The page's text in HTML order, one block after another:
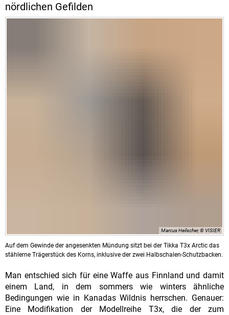
nördlichen Gefilden
Marcus Heilscher, © VISIER
Auf dem Gewinde der angesenkten Mündung sitzt bei der Tikka T3x Arctic das
stählerne Trägerstück des Korns, inklusive der zwei Halbschalen-Schutzbacken.
Man entschied sich für eine Waffe aus Finnland und damit
einem Land, in dem sommers wie winters ähnliche
Bedingungen wie in Kanadas Wildnis herrschen. Genauer:
Eine Modifikation der Modellreihe T3x, die der zum